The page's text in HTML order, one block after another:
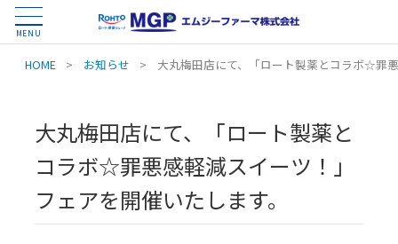
MENU
HOME > お知らせ > 大丸梅田店にて、「ロート製薬とコラボ☆罪
大丸梅田店にて、「ロート製薬と
コラボ☆罪悪感軽減スイーツ！」
フェアを開催いたします。